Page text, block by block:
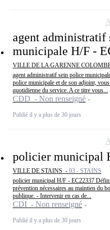
agent administratif
municipale H/F -
VILLE DE LA GARENNE
agent administratif sein police
police municipale et de son adjoint,
quotidienne du service. A ce titre vous...
CDD - Non renseigné
Publié il y a plus de 30 jours
policier municipal
VILLE DE STAINS - 93 - STAINS
policier municipal H/F - EC22337
prévention nécessaires au maintien du
publique. - Intervenir en cas de...
CDI - Non renseigné
Publié il y a plus de 30 jours